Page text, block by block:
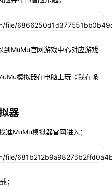
到MuMu官网游戏中心对应游戏
模拟器在电脑上玩《我在诡
器
准MuMu模拟器官网进入；
；